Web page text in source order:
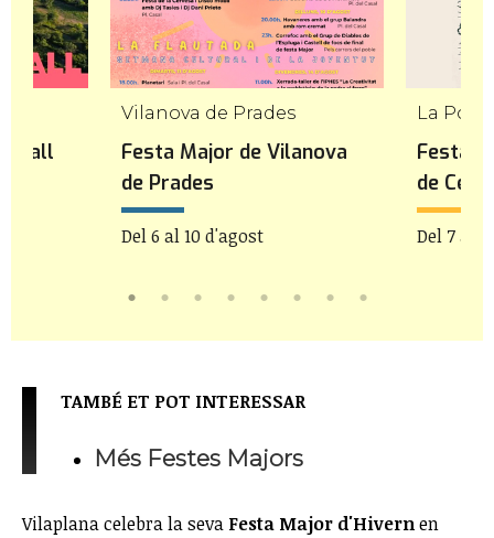
Vilanova de Prades
Festa Major de Vilanova
de Prades
Del 6 al 10 d'agost
La
Festa
de
Del 7 al
TAMBÉ ET POT INTERESSAR
Més Festes Majors
Vilaplana celebra la seva Festa Major d'Hivernen